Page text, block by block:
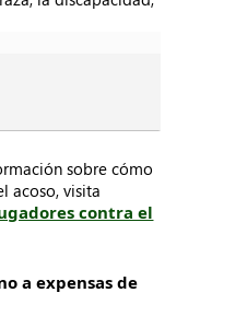
sobre cómo
acoso, visita
contra el
a expensas de